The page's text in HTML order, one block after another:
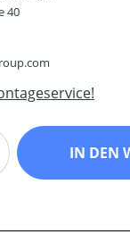
40
Gib den
IN DEN